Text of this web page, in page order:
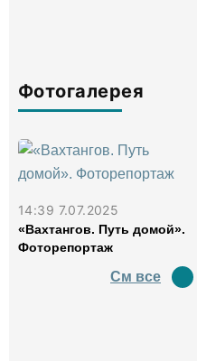
Фотогалерея
14:39 7.07.2025
«Вахтангов. Путь домой».
Фоторепортаж
См все